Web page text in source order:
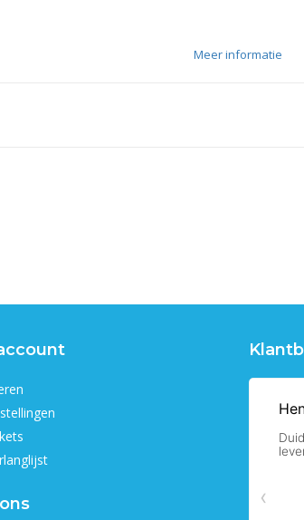
Meer informatie